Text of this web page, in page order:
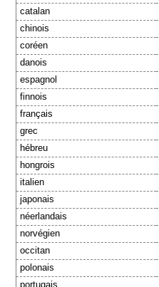
catalan
chinois
coréen
danois
espagnol
finnois
français
grec
hébreu
hongrois
italien
japonais
néerlandais
norvégien
occitan
polonais
portugais